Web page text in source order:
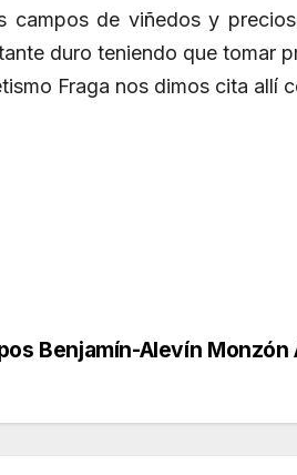
campos de viñedos y
duro teniendo que tomar
Fraga nos dimos cita allí
Benjamín-Alevín Monzón